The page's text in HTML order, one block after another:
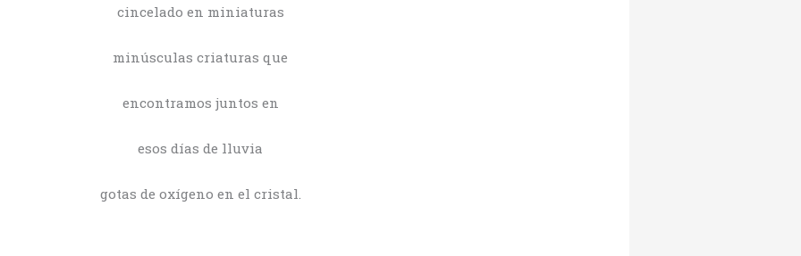
cincelado en miniaturas
minúsculas criaturas que
encontramos juntos en
esos días de lluvia
gotas de oxígeno en el cristal.